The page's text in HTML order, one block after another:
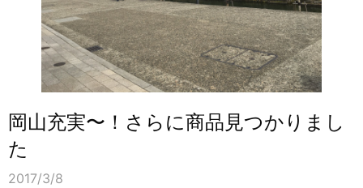
岡山充実〜！さらに商品見つかりまし
た
2017/3/8